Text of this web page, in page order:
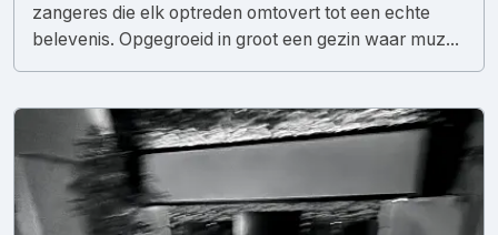
zangeres die elk optreden omtovert tot een echte
belevenis. Opgegroeid in groot een gezin waar muz...